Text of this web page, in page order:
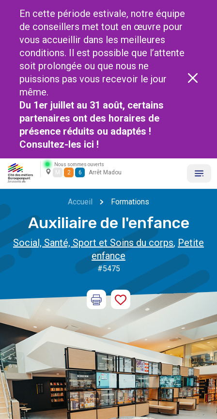
En cette période estivale, notre équipe
de conseillers met tout en œuvre pour
vous accueillir dans les meilleures
conditions. Il est possible que l’attente
soit prolongée ou que nous ne
puissions pas vous recevoir le jour
même.
Du 1er juillet au 31 août, certains
partenaires ont des horaires de
présence réduits ou adaptés !
Consultez-les ici !
Nous sommes ouverts
M 2 6 Arrêt Madou
Accueil Formations
Auxiliaire de l'enfance
Social, Santé, Sport et Soins du corps, Petite
enfance
#5475